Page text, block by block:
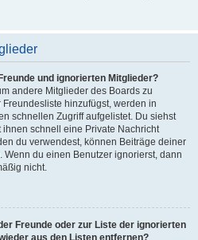
und ignorierten Mitglieder?
andere Mitglieder des Boards zu
hinzufügst, werden in
schnellen Zugriff aufgelistet. Du siehst
schnell eine Private Nachricht
du verwendest, können Beiträge deiner
du einen Benutzer ignorierst, dann
nicht.
Freunde oder zur Liste der ignorierten
aus den Listen entfernen?